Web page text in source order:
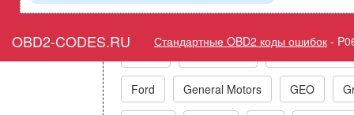
OBD2-CODES.RU Стандартные OBD2 коды ошибок -
Коды ошибок
Ford General Motors GEO